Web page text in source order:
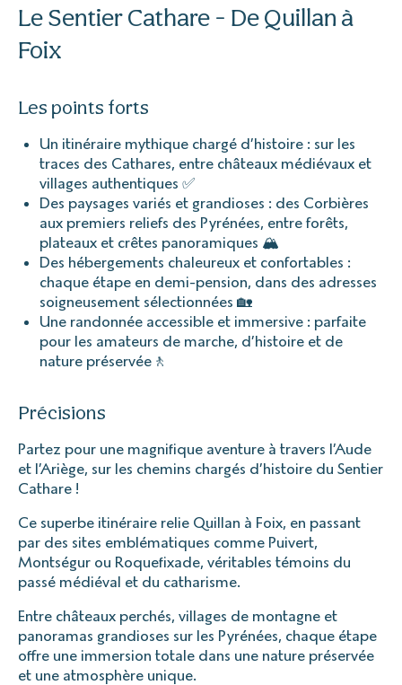
Le Sentier Cathare - De Quillan à
Foix
Les points forts
Un itinéraire mythique chargé d’histoire : sur les
traces des Cathares, entre châteaux médiévaux et
villages authentiques ✅
Des paysages variés et grandioses : des Corbières
aux premiers reliefs des Pyrénées, entre forêts,
plateaux et crêtes panoramiques 🏔️
Des hébergements chaleureux et confortables :
chaque étape en demi-pension, dans des adresses
soigneusement sélectionnées 🏡
Une randonnée accessible et immersive : parfaite
pour les amateurs de marche, d’histoire et de
nature préservée🚶
Précisions
Partez pour une magnifique aventure à travers l’Aude
et l’Ariège, sur les chemins chargés d’histoire du Sentier
Cathare !
Ce superbe itinéraire relie Quillan à Foix, en passant
par des sites emblématiques comme Puivert,
Montségur ou Roquefixade, véritables témoins du
passé médiéval et du catharisme.
Entre châteaux perchés, villages de montagne et
panoramas grandioses sur les Pyrénées, chaque étape
offre une immersion totale dans une nature préservée
et une atmosphère unique.